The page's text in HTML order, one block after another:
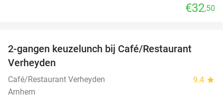
€32,50
2-gangen keuzelunch bij Café/Restaurant
Verheyden
Café/Restaurant Verheyden 9.4 star
Arnhem